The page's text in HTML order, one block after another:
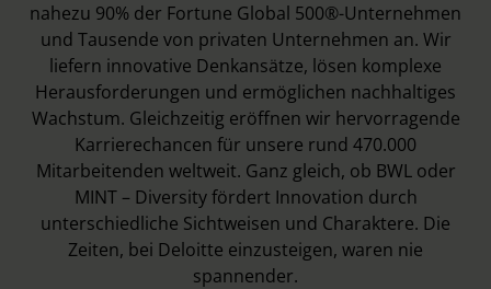
nahezu 90% der Fortune Global 500®-Unternehmen
und Tausende von privaten Unternehmen an. Wir
liefern innovative Denkansätze, lösen komplexe
Herausforderungen und ermöglichen nachhaltiges
Wachstum. Gleichzeitig eröffnen wir hervorragende
Karrierechancen für unsere rund 470.000
Mitarbeitenden weltweit. Ganz gleich, ob BWL oder
MINT – Diversity fördert Innovation durch
unterschiedliche Sichtweisen und Charaktere. Die
Zeiten, bei Deloitte einzusteigen, waren nie
spannender.